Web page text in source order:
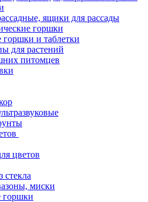
ящики для рассады
горшки
и таблетки
для растений
питомцев
цветов
стекла
миски
горшки